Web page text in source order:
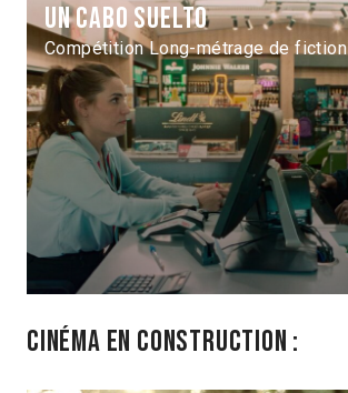
Un cabo suelto
Compétition Long-métrage de fiction
Cinéma en construction :